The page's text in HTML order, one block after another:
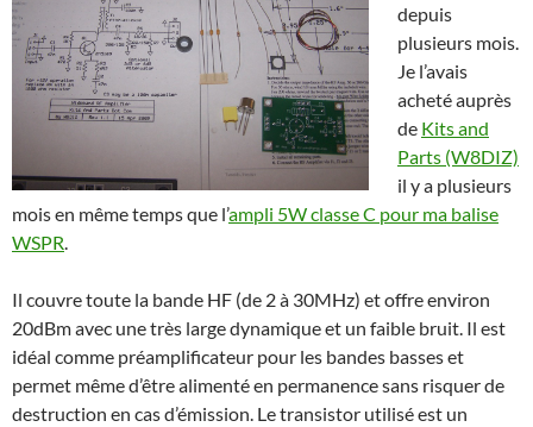
depuis
plusieurs mois.
Je l’avais
acheté auprès
de Kits and
Parts (W8DIZ)
il y a plusieurs
mois en même temps que l’ampli 5W classe C pour ma balise
WSPR.
Il couvre toute la bande HF (de 2 à 30MHz) et offre environ
20dBm avec une très large dynamique et un faible bruit. Il est
idéal comme préamplificateur pour les bandes basses et
permet même d’être alimenté en permanence sans risquer de
destruction en cas d’émission. Le transistor utilisé est un